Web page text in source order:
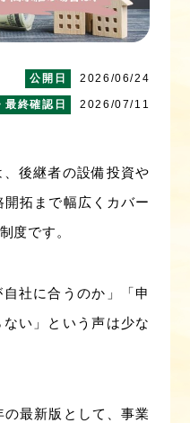
2026/06/24
2026/07/11
後継者の設備投資や
拓まで幅広くカバー
度です。
社に合うのか」「申
い」という声は少な
最新版として、事業